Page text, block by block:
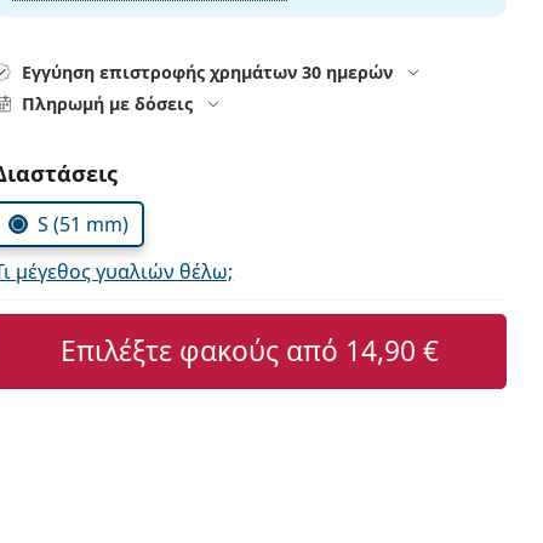
Εγγύηση επιστροφής χρημάτων 30 ημερών
Πληρωμή με δόσεις
τις παράμετρους
S (51 mm)
μέγεθος γυαλιών θέλω;
Επιλέξτε φακούς από 14,90 €